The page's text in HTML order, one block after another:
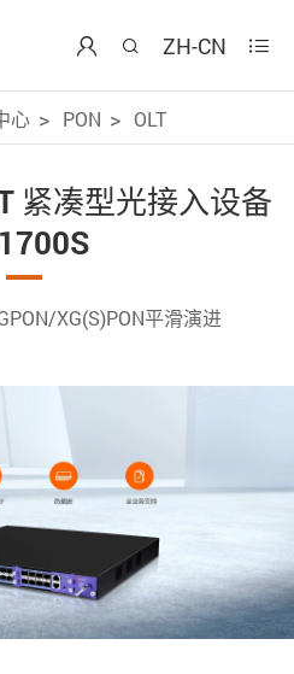
  ZH-CN 
心 PON OLT
紧凑型光接入设备
XG(S)PON平滑演进